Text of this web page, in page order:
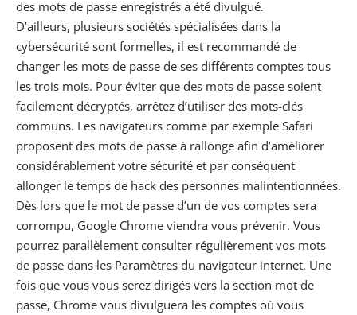
des mots de passe enregistrés a été divulgué.
D’ailleurs, plusieurs sociétés spécialisées dans la
cybersécurité sont formelles, il est recommandé de
changer les mots de passe de ses différents comptes tous
les trois mois. Pour éviter que des mots de passe soient
facilement décryptés, arrêtez d’utiliser des mots-clés
communs. Les navigateurs comme par exemple Safari
proposent des mots de passe à rallonge afin d’améliorer
considérablement votre sécurité et par conséquent
allonger le temps de hack des personnes malintentionnées.
Dès lors que le mot de passe d’un de vos comptes sera
corrompu, Google Chrome viendra vous prévenir. Vous
pourrez parallèlement consulter régulièrement vos mots
de passe dans les Paramètres du navigateur internet. Une
fois que vous vous serez dirigés vers la section mot de
passe, Chrome vous divulguera les comptes où vous